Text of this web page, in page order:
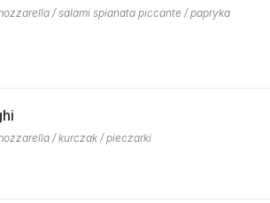
/ salami spianata piccante / papryka
/ kurczak / pieczarki